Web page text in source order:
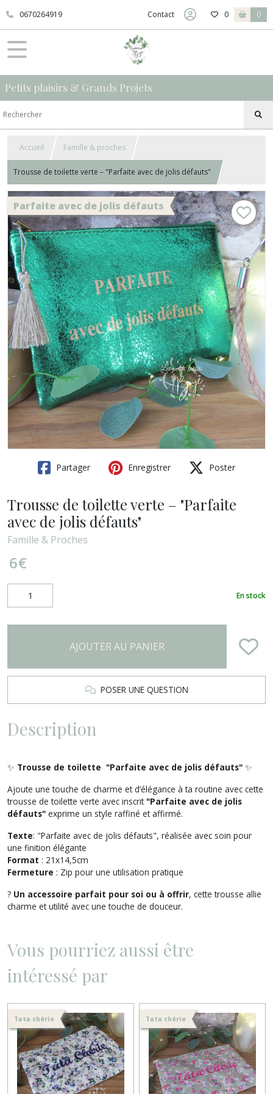
0670264919 Contact 0 0
Petits plaisirs & Grands Projets
Accueil Famille & proches
Trousse de toilette verte – "Parfaite avec de jolis défauts"
Parfaite avec de jolis défauts
Partager Enregistrer Poster
Trousse de toilette verte – "Parfaite
avec de jolis défauts"
Famille & Proches
6€
En stock
AJOUTER AU PANIER
POSER UNE QUESTION
Description
✨ Trousse de toilette "Parfaite avec de jolis défauts" ✨
Ajoute une touche de charme et d’élégance à ta routine avec cette
trousse de toilette verte avec inscrit "Parfaite avec de jolis
défauts" exprime un style raffiné et affirmé.
Texte: "Parfaite avec de jolis défauts", réalisée avec soin pour
une finition élégante
Format : 21x14,5cm
Fermeture : Zip pour une utilisation pratique
? Un accessoire parfait pour soi ou à offrir, cette trousse allie
charme et utilité avec une touche de douceur.
Vous pourriez aussi être
intéressé par
Tata chérie Tata chérie